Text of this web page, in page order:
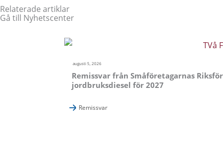
Relaterade artiklar
Gå till Nyhetscenter
augusti 5, 2026
Remissvar från Småföretagarnas
jordbruksdiesel för 2027
Remissvar